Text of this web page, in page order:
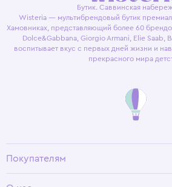
Бутик. Саввинская
Wisteria — мультибрендовый бутик
Хамовниках, представляющий более 60
Dolce&Gabbana, Giorgio Armani, Elie Saab,
воспитывает вкус с первых дней жизни и
прекрасного мира
Покупателям